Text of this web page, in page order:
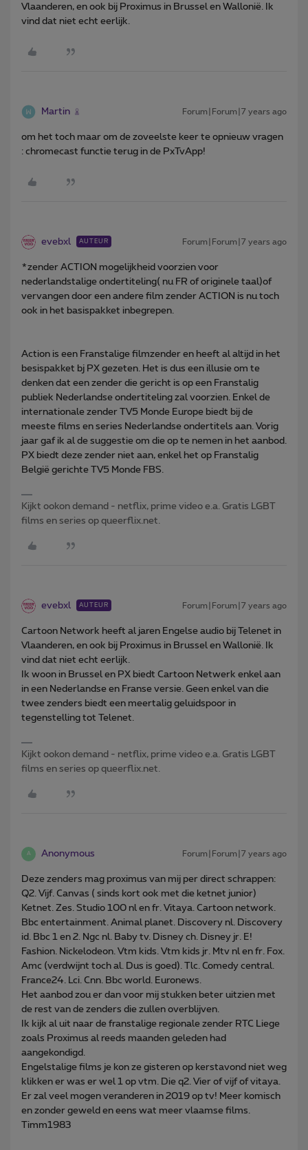
Vlaanderen, en ook bij Proximus in Brussel en Wallonië. Ik
vind dat niet echt eerlijk.
Martin Forum|Forum|7 years ago
om het toch maar om de zoveelste keer te opnieuw vragen
: chromecast functie terug in de PxTvApp!
evebxl AUTEUR Forum|Forum|7 years ago
*zender ACTION mogelijkheid voorzien voor
nederlandstalige ondertiteling( nu FR of originele taal)of
vervangen door een andere film zender ACTION is nu toch
ook in het basispakket inbegrepen.
Action is een Franstalige filmzender en heeft al altijd in het
besispakket bj PX gezeten. Het is dus een illusie om te
denken dat een zender die gericht is op een Franstalig
publiek Nederlandse ondertiteling zal voorzien. Enkel de
internationale zender TV5 Monde Europe biedt bij de
meeste films en series Nederlandse ondertitels aan. Vorig
jaar gaf ik al de suggestie om die op te nemen in het aanbod.
PX biedt deze zender niet aan, enkel het op Franstalig
België gerichte TV5 Monde FBS.
Kijkt ookon demand - netflix, prime video e.a. Gratis LGBT
films en series op queerflix.net.
evebxl AUTEUR Forum|Forum|7 years ago
Cartoon Network heeft al jaren Engelse audio bij Telenet in
Vlaanderen, en ook bij Proximus in Brussel en Wallonië. Ik
vind dat niet echt eerlijk.
Ik woon in Brussel en PX biedt Cartoon Netwerk enkel aan
in een Nederlandse en Franse versie. Geen enkel van die
twee zenders biedt een meertalig geluidspoor in
tegenstelling tot Telenet.
Kijkt ookon demand - netflix, prime video e.a. Gratis LGBT
films en series op queerflix.net.
A Anonymous Forum|Forum|7 years ago
Deze zenders mag proximus van mij per direct schrappen:
Q2. Vijf. Canvas ( sinds kort ook met die ketnet junior)
Ketnet. Zes. Studio 100 nl en fr. Vitaya. Cartoon network.
Bbc entertainment. Animal planet. Discovery nl. Discovery
id. Bbc 1 en 2. Ngc nl. Baby tv. Disney ch. Disney jr. E!
Fashion. Nickelodeon. Vtm kids. Vtm kids jr. Mtv nl en fr. Fox.
Amc (verdwijnt toch al. Dus is goed). Tlc. Comedy central.
France24. Lci. Cnn. Bbc world. Euronews.
Het aanbod zou er dan voor mij stukken beter uitzien met
de rest van de zenders die zullen overblijven.
Ik kijk al uit naar de franstalige regionale zender RTC Liege
zoals Proximus al reeds maanden geleden had
aangekondigd.
Engelstalige films je kon ze gisteren op kerstavond niet weg
klikken er was er wel 1 op vtm. Die q2. Vier of vijf of vitaya.
Er zal veel mogen veranderen in 2019 op tv! Meer komisch
en zonder geweld en eens wat meer vlaamse films.
Timm1983